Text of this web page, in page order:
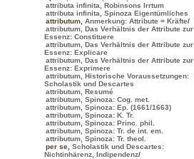
attributa infinita, Robinsons Irrtum
attributa infinita, Spinoza Eigentümliches
attributum Anmerkung: Attribute = Kräfte/
attributum, Das Verhältnis der Attribute zur
Essenz: Constituere
attributum, Das Verhältnis der Attribute zur
Essenz: Explicare
attributum, Das Verhältnis der Attribute zur
Essenz: Exprimere
attributum, Historische Voraussetzungen:
Scholastik und Descartes
attributum, Resumé
attributum, Spinoza: Cog. met.
attributum, Spinoza: Ep. (1661/1663)
attributum, Spinoza: K. Tr.
attributum, Spinoza: Princ. phil.
attributum, Spinoza: Tr. de int. em.
attributum, Spinoza: Tr. theol.
per se Scholastik und Descartes:
Nichtinhärenz, Indipendenz/